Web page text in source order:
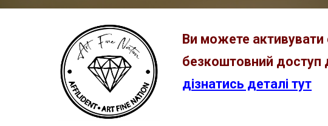
Ви можете активувати
безкоштовний доступ
дізнатись деталі тут